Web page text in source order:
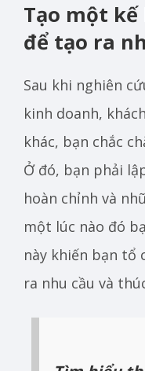
Tạo một kế
để tạo ra
Sau khi nghiên
kinh doanh,
khác, bạn chắc
Ở đó, bạn phải
hoàn chỉnh và
một lúc nào đó
này khiến bạn tổ
ra nhu cầu và